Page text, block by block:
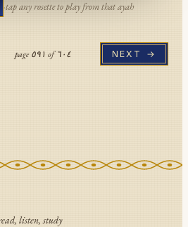
·tap any rosette to play from that ayah
page٥٩١ of٦٠٤ NEXT →
listen, study